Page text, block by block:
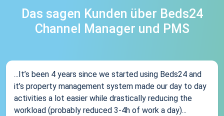
Das sagen Kunden über Beds24
Channel Manager und PMS
...It’s been 4 years since we started using Beds24 and
it’s property management system made our day to day
activities a lot easier while drastically reducing the
workload (probably reduced 3-4h of work a day)...